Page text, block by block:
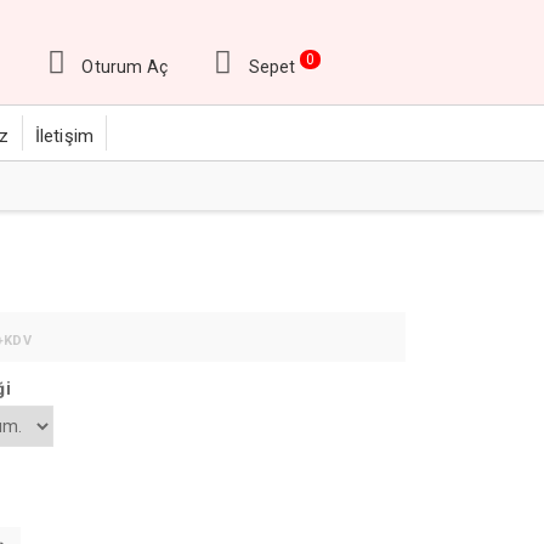
Oturum Aç Sepet 0
İletişim